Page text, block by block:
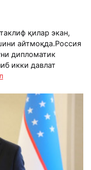
қилар экан,
айтмоқда.Россия
дипломатик
икки давлат